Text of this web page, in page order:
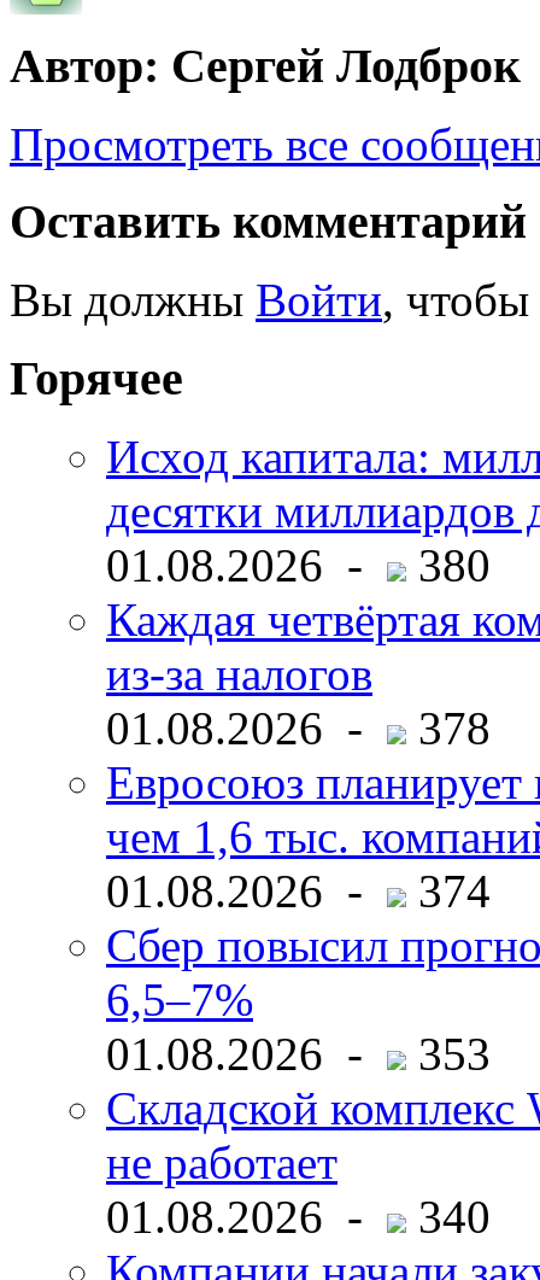
Автор: Сергей Лодброк
Просмотреть все
Оставить комментарий
Вы должны Войти, чтобы
Горячее
Исход капитала:
десятки миллиардов
01.08.2026 -
380
Каждая четвёртая
из-за налогов
01.08.2026 -
378
Евросоюз планирует
чем 1,6 тыс.
01.08.2026 -
374
Сбер повысил
6,5–7%
01.08.2026 -
353
Складской комплекс
не работает
01.08.2026 -
340